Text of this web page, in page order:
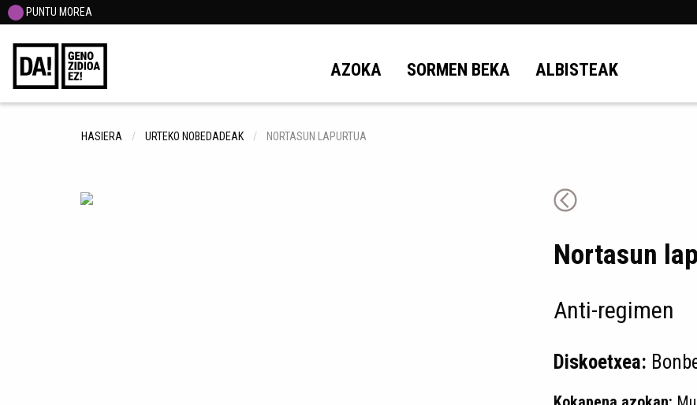
PUNTU MOREA
AZOKA SORMEN BEKA ALBISTEAK
HASIERA URTEKO NOBEDADEAK NORTASUN LAPURTUA
Nortasun
Anti-regimen
Diskoetxea: